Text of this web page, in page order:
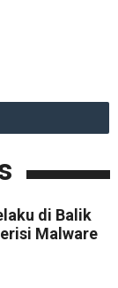
di Balik
Malware